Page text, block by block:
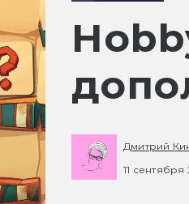
Дмитрий
11 сентября